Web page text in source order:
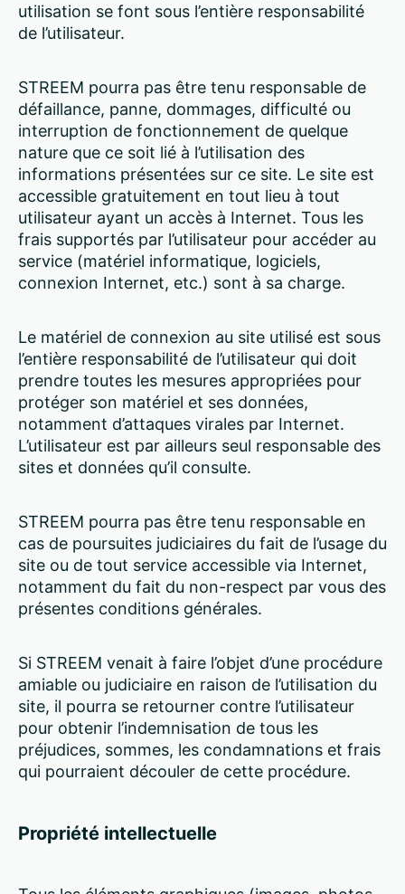
utilisation se font sous l’entière responsabilité
de l’utilisateur.
STREEM pourra pas être tenu responsable de
défaillance, panne, dommages, difficulté ou
interruption de fonctionnement de quelque
nature que ce soit lié à l’utilisation des
informations présentées sur ce site. Le site est
accessible gratuitement en tout lieu à tout
utilisateur ayant un accès à Internet. Tous les
frais supportés par l’utilisateur pour accéder au
service (matériel informatique, logiciels,
connexion Internet, etc.) sont à sa charge.
Le matériel de connexion au site utilisé est sous
l’entière responsabilité de l’utilisateur qui doit
prendre toutes les mesures appropriées pour
protéger son matériel et ses données,
notamment d’attaques virales par Internet.
L’utilisateur est par ailleurs seul responsable des
sites et données qu’il consulte.
STREEM pourra pas être tenu responsable en
cas de poursuites judiciaires du fait de l’usage du
site ou de tout service accessible via Internet,
notamment du fait du non-respect par vous des
présentes conditions générales.
Si STREEM venait à faire l’objet d’une procédure
amiable ou judiciaire en raison de l’utilisation du
site, il pourra se retourner contre l’utilisateur
pour obtenir l’indemnisation de tous les
préjudices, sommes, les condamnations et frais
qui pourraient découler de cette procédure.
Propriété intellectuelle